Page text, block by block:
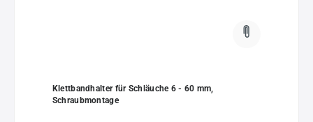
Klettbandhalter für Schläuche 6 - 60 mm,
Schraubmontage